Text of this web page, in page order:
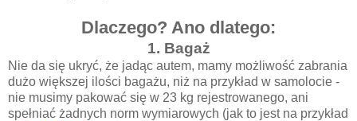
Dlaczego? Ano dlatego:
1. Bagaż
Nie da się ukryć, że jadąc autem, mamy możliwość zabrania
dużo większej ilości bagażu, niż na przykład w samolocie -
nie musimy pakować się w 23 kg rejestrowanego, ani
spełniać żadnych norm wymiarowych (jak to jest na przykład